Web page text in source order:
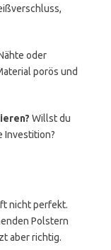
oder
porös und
Willst du
Investition?
nicht perfekt.
Polstern
aber richtig.